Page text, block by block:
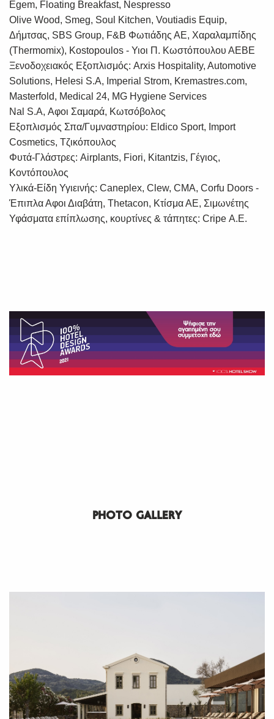
Egem, Floating Breakfast, Nespresso
Olive Wood, Smeg, Soul Kitchen, Voutiadis Equip,
Δήμτσας, SBS Group, F&B Φωτιάδης ΑΕ, Χαραλαμπίδης
(Thermomix), Kostopoulos - Υιοι Π. Κωστόπουλου ΑΕΒΕ
Ξενοδοχειακός Εξοπλισμός: Arxis Hospitality, Automotive
Solutions, Helesi S.A, Imperial Strom, Kremastres.com,
Masterfold, Medical 24, MG Hygiene Services
Nal S.A, Αφοι Σαμαρά, Κωτσόβολος
Εξοπλισμός Σπα/Γυμναστηρίου: Eldico Sport, Import
Cosmetics, Τζικόπουλος
Φυτά-Γλάστρες: Airplants, Fiori, Kitantzis, Γέγιος,
Κοντόπουλος
Υλικά-Είδη Υγιεινής: Caneplex, Clew, CMA, Corfu Doors -
Έπιπλα Αφοι Διαβάτη, Thetacon, Κτίσμα ΑΕ, Σιμωνέτης
Υφάσματα επίπλωσης, κουρτίνες & τάπητες: Cripe Α.Ε.
PHOTO GALLERY